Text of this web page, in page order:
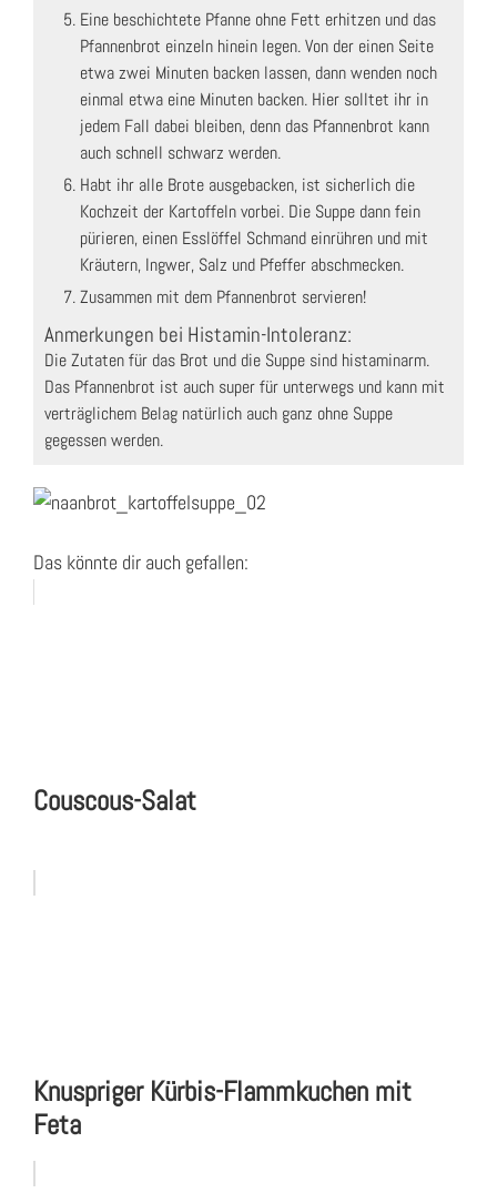
Eine beschichtete Pfanne ohne Fett erhitzen und das
Pfannenbrot einzeln hinein legen. Von der einen Seite
etwa zwei Minuten backen lassen, dann wenden noch
einmal etwa eine Minuten backen. Hier solltet ihr in
jedem Fall dabei bleiben, denn das Pfannenbrot kann
auch schnell schwarz werden.
Habt ihr alle Brote ausgebacken, ist sicherlich die
Kochzeit der Kartoffeln vorbei. Die Suppe dann fein
pürieren, einen Esslöffel Schmand einrühren und mit
Kräutern, Ingwer, Salz und Pfeffer abschmecken.
Zusammen mit dem Pfannenbrot servieren!
Anmerkungen bei Histamin-Intoleranz:
Die Zutaten für das Brot und die Suppe sind histaminarm.
Das Pfannenbrot ist auch super für unterwegs und kann mit
verträglichem Belag natürlich auch ganz ohne Suppe
gegessen werden.
Das könnte dir auch gefallen:
Couscous-Salat
Knuspriger Kürbis-Flammkuchen mit
Feta